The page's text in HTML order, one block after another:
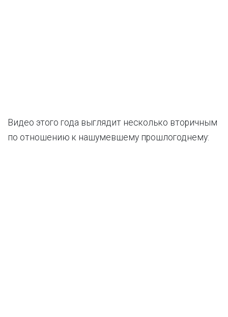
Видео этого года выглядит несколько вторичным
по отношению к нашумевшему прошлогоднему: